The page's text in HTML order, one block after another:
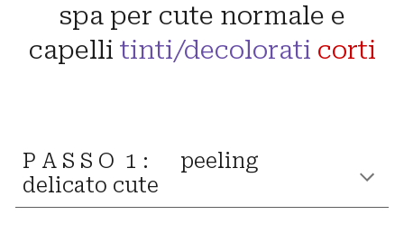
spa per cute normale e
capelli tinti/decolorati corti
P A S S O 1 : peeling
delicato cute